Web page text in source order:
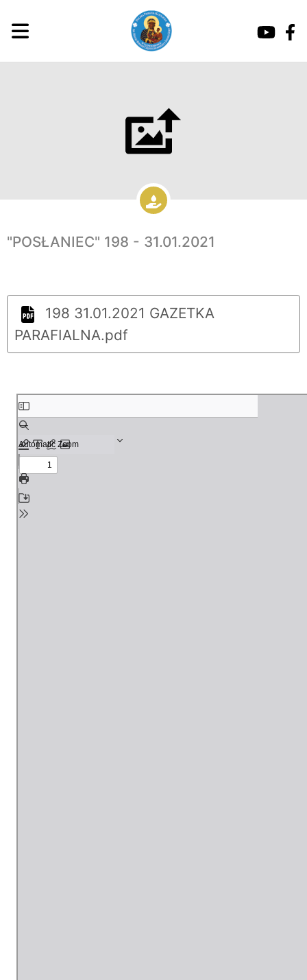
"POSŁANIEC" 198 - 31.01.2021
198 31.01.2021 GAZETKA
PARAFIALNA.pdf